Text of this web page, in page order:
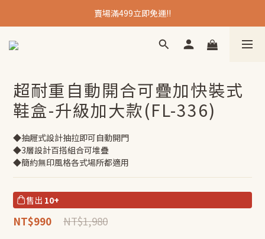
賣場滿499立即免運!!
超耐重自動開合可疊加快裝式
鞋盒-升級加大款(FL-336)
◆抽屜式設計抽拉即可自動開門
◆3層設計百搭組合可堆疊
◆簡約無印風格各式場所都適用
售出 10+
NT$1,980
NT$990